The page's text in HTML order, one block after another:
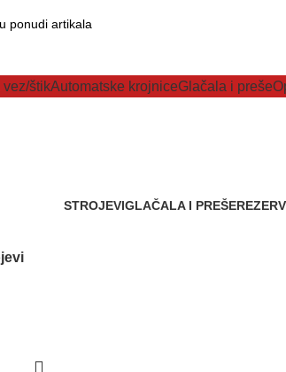
vez/štikAutomatske krojniceGlačala i preše
STROJEVIGLAČALA I PREŠE